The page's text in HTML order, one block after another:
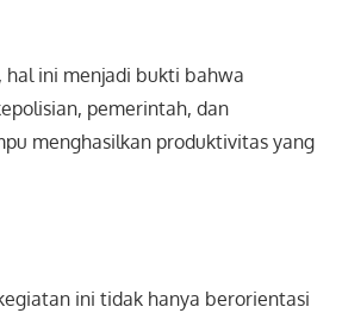
hal ini menjadi bukti bahwa
pemerintah, dan
menghasilkan produktivitas yang
ini tidak hanya berorientasi